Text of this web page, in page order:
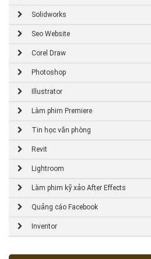
Solidworks
Seo Website
Corel Draw
Photoshop
Illustrator
Làm phim Premiere
Tin học văn phòng
Revit
Lightroom
Làm phim kỹ xảo After Effects
Quảng cáo Facebook
Inventor